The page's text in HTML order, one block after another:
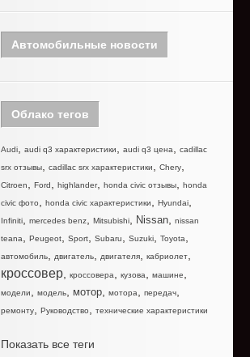
Автомобильные новости
Облако тегов
Audi audi q3 характеристики audi q3 цена
cadillac
srx отзывы
cadillac srx характеристики Chery
Citroen Ford highlander, honda civic отзывы
honda
civic фото
honda civic характеристики Hyundai
Infiniti mercedes benz Mitsubishi Nissan
nissan
teana
Peugeot Sport Subaru Suzuki Toyota
автомобиль двигатель двигателя кабриолет
кроссовер кроссовера кузова машине
модели модель мотор мотора передач
ремонту Руководство технические характеристики
Показать все теги